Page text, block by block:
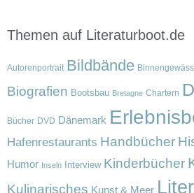
Themen auf Literaturboot.de
Autorenportrait Bildbände
Biografien Bootsbau Bretagne Chartern
Bücher DVD Dänemark
Hafenrestaurants Handbücher
Humor Inseln Interview Kinderbücher
Kulinarisches Kunst & Meer